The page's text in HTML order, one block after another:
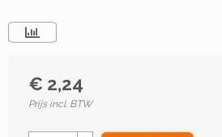
€ 2,24
Prijs incl. BTW